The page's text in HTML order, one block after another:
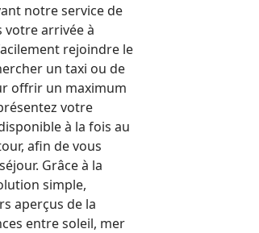
notre service de
votre arrivée à
rejoindre le
un taxi ou de
offrir un maximum
votre
à la fois au
afin de vous
Grâce à la
simple,
aperçus de la
entre soleil, mer